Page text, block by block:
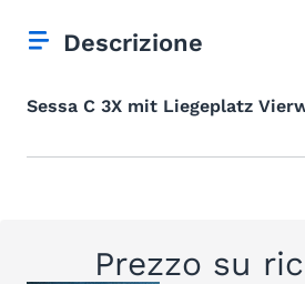
Descrizione
Sessa C 3X mit Liegeplatz
Prezzo su